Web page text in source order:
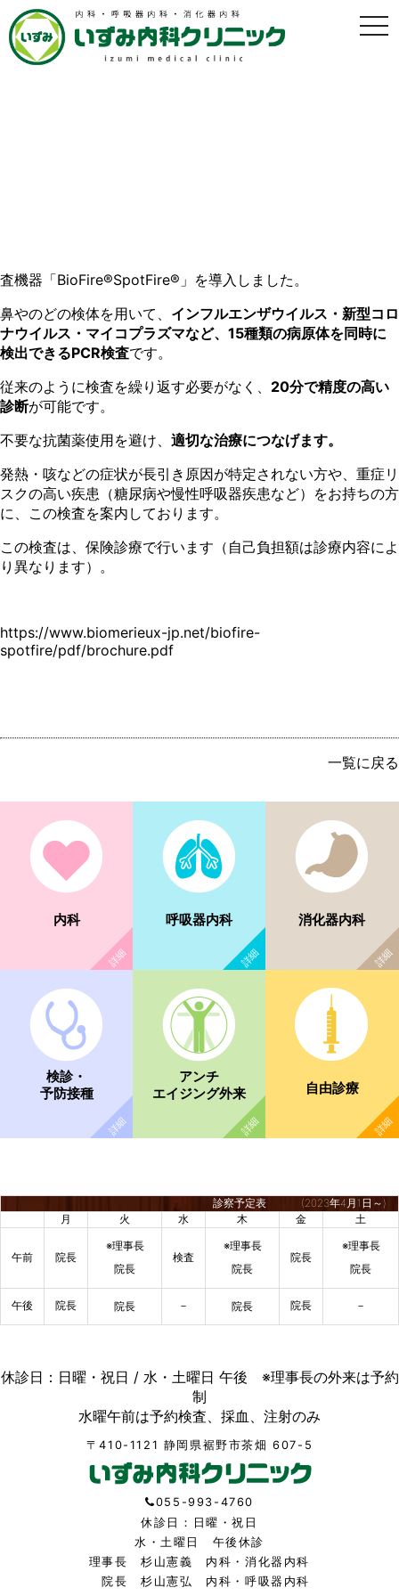
t
o
査機器「BioFire®SpotFire®」を導入しました。
鼻やのどの検体を用いて、 インフルエンザウイルス・新型コロ
ナウイルス・マイコプラズマなど、15種類の病原体を同時に
検出できるPCR検査です。
従来のように検査を繰り返す必要がなく、 20分で精度の高い
診断が可能です。
不要な抗菌薬使用を避け、 適切な治療につなげます。
発熱・咳などの症状が長引き原因が特定されない方や、重症リ
スクの高い疾患（糖尿病や慢性呼吸器疾患など）をお持ちの方
に、この検査を案内しております。
この検査は、保険診療で行います（自己負担額は診療内容によ
り異なります）。
https://www.biomerieux-jp.net/biofire-
spotfire/pdf/brochure.pdf
一覧に戻る
内科 呼吸器内科 消化器内科
検診・
予防接種
アンチ
エイジング外来
自由診療
診察予定表 (2023年4月1日～)
月
火 水 木 金 土
午前 院長
※理事長
院長
検査
※理事長
院長
院長
※理事長
院長
午後 院長 院長 － 院長 院長 －
休診日：日曜・祝日 / 水・土曜日 午後 ※理事長の外来は予約
制
水曜午前は予約検査、採血、注射のみ
〒410-1121 静岡県裾野市茶畑 607-5
055-993-4760
休診日：日曜・祝日
水・土曜日 午後休診
理事長 杉山憲義 内科・消化器内科
院長 杉山憲弘 内科・呼吸器内科